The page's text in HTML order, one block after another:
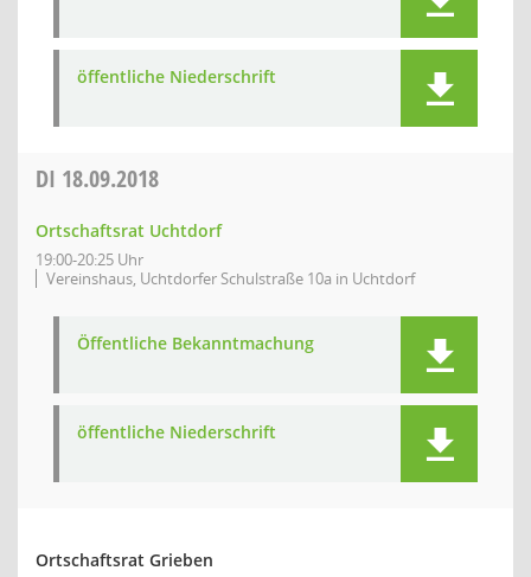
öffentliche Niederschrift
DI 18.09.2018
Ortschaftsrat Uchtdorf
19:00-20:25 Uhr
Vereinshaus, Uchtdorfer Schulstraße 10a in Uchtdorf
Öffentliche Bekanntmachung
öffentliche Niederschrift
Ortschaftsrat Grieben